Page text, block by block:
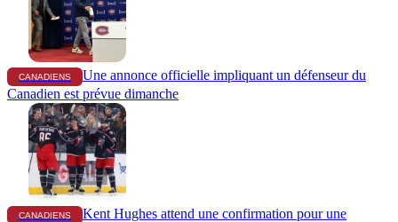
CANADIENS
Une annonce officielle impliquant un défenseur du
Canadien est prévue dimanche
CANADIENS
Kent Hughes attend une confirmation pour une